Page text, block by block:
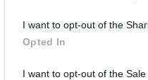
I want to opt-out of the
Opted In
I want to opt-out of the Sale